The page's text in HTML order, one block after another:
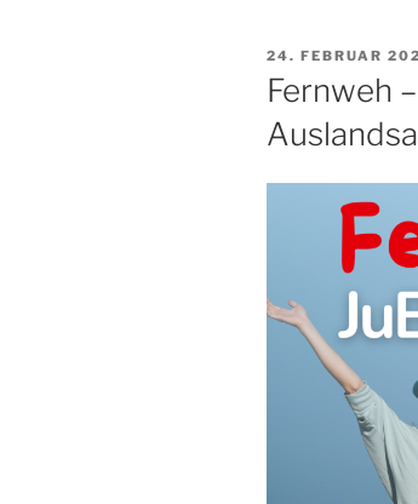
AM
24. FEBRUAR
Fernweh